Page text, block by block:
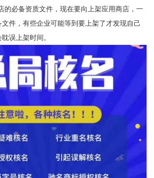
的必备资质文件，现在要向上架应用商店，一
件，有些企业可能等到要上架了才发现自己
误上架时间。